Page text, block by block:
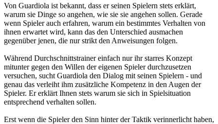
Von Guardiola ist bekannt, dass er seinen Spielern stets erklärt,
warum sie Dinge so angehen, wie sie sie angehen sollen. Gerade
wenn Spieler auch erfahren, warum ein bestimmtes Verhalten von
ihnen erwartet wird, kann das den Unterschied ausmachen
gegenüber jenen, die nur strikt den Anweisungen folgen.
Während Durchschnittstrainer einfach nur ihr starres Konzept
mitunter gegen den Willen der eigenen Spieler durchzusetzen
versuchen, sucht Guardiola den Dialog mit seinen Spielern - und
genau das verleiht ihm zusätzliche Kompetenz in den Augen der
Spieler. Er erklärt Ihnen stets warum sie sich in Spielsituation
entsprechend verhalten sollen.
Erst wenn die Spieler den Sinn hinter der Taktik verinnerlicht haben,